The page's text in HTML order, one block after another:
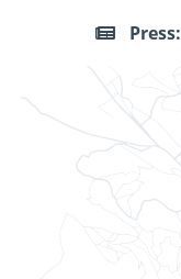
Press: